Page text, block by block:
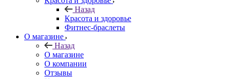
Назад
Красота и здоровье
Фитнес-браслеты
О магазине
Назад
О магазине
О компании
Отзывы